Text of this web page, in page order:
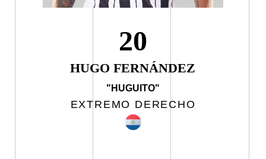
20
HUGO FERNÁNDEZ
"HUGUITO"
EXTREMO DERECHO